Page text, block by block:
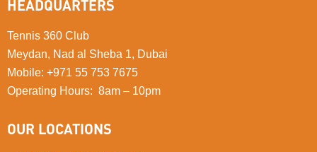
HEADQUARTERS
Tennis 360 Club
Meydan, Nad al Sheba 1, Dubai
Mobile: +971 55 753 7675
Operating Hours: 8am – 10pm
OUR LOCATIONS